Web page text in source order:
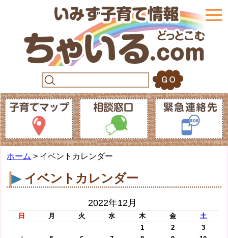
ホーム > イベントカレンダー
イベントカレンダー
2022年12月
日 月 火 水 木 金
土
1
2
3